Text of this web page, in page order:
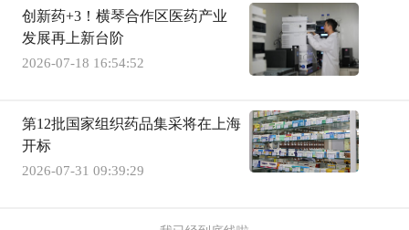
创新药+3！横琴合作区医药产业
发展再上新台阶
2026-07-18 16:54:52
第12批国家组织药品集采将在上海
开标
2026-07-31 09:39:29